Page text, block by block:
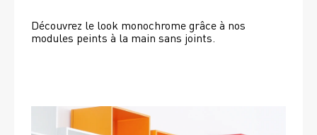
Découvrez le look monochrome grâce à nos
modules peints à la main sans joints.